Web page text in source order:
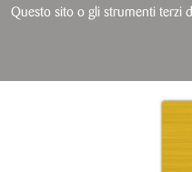
Questo sito o gli strumenti terzi